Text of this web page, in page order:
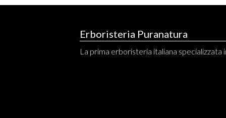
Erboristeria Puranatura
La prima erboristeria italiana specializzata